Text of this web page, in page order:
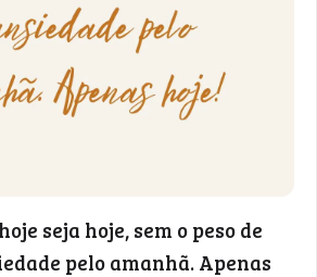
seja hoje, sem o peso de
pelo amanhã. Apenas